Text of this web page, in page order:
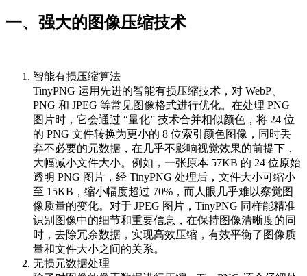
一、强大的图像压缩技术
智能有损压缩算法
TinyPNG 运用先进的智能有损压缩技术，对 WebP、
PNG 和 JPEG 等常见图像格式进行优化。在处理 PNG
图片时，它会通过 “量化” 技术合并相似颜色，将 24 位
的 PNG 文件转换为更小的 8 位索引颜色图像，同时丢
弃不必要的元数据，在几乎不影响视觉效果的前提下，
大幅减小文件大小。例如，一张原本 57KB 的 24 位原始
透明 PNG 图片，经 TinyPNG 处理后，文件大小可缩小
至 15KB，缩小幅度超过 70%，而人眼几乎难以察觉图
像质量的变化。对于 JPEG 图片，TinyPNG 同样能精准
识别图像中的细节和重要信息，在保持图像清晰度的同
时，去除冗余数据，实现高效压缩，有效平衡了图像质
量和文件大小之间的关系。
无损元数据处理